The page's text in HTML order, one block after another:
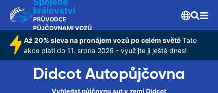
království
PRŮVODCE
PŮJČOVNAMI VOZŮ
Až 20% sleva na pronájem vozů po celém světě Tato
akce platí do 11. srpna 2026 - využijte ji ještě dnes!
Didcot Autopůjčovna
Vyhledat půjčovnu aut v zemi Didcot